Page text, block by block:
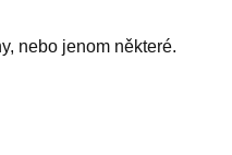
nebo jenom některé.